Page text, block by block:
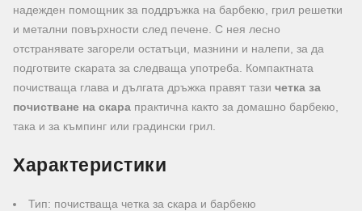
надежден помощник за поддръжка на барбекю, грил решетки
и метални повърхности след печене. С нея лесно
отстранявате загорели остатъци, мазнини и налепи, за да
подготвите скарата за следваща употреба. Компактната
почистваща глава и дългата дръжка правят тази четка за
почистване на скара практична както за домашно барбекю,
така и за къмпинг или градински грил.
Характеристики
Тип: почистваща четка за скара и барбекю